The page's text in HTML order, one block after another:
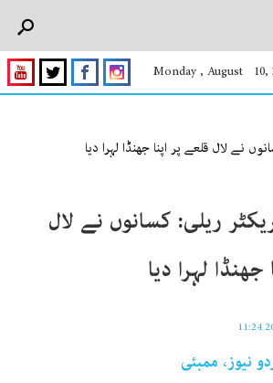
Monday , August 10,
نے لال قلعے پر اپنا جھنڈا لہرا دیا
ریلی: کسانوں نے لال
لہرا دیا
نیوز، ممبئی